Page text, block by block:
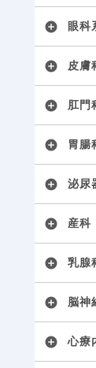
add_circle 眼科
add_circle 皮膚
add_circle 肛門
add_circle 胃腸
add_circle 泌尿
add_circle 産科
add_circle 乳腺
add_circle 脳神
add_circle 心療